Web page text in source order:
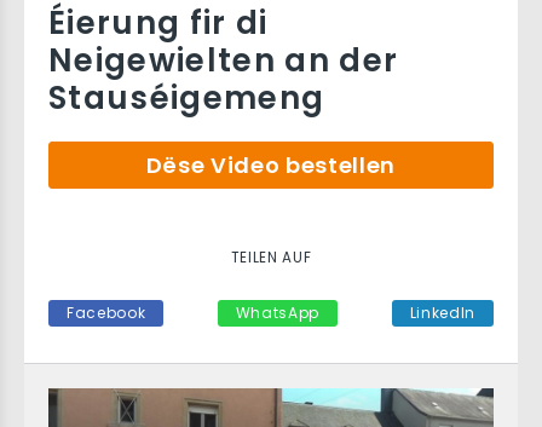
Éierung fir di
Neigewielten an der
Stauséigemeng
Dëse Video bestellen
TEILEN AUF
Facebook WhatsApp LinkedIn